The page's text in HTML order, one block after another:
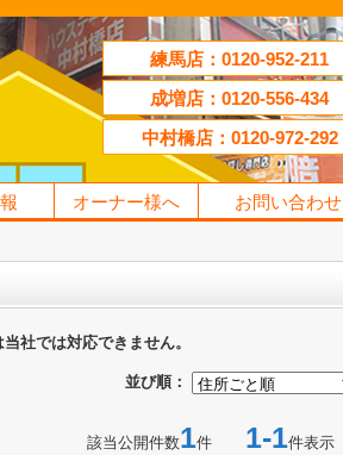
練馬店：0120-952-211
成増店：0120-556-434
中村橋店：0120-972-292
オーナー様へ お問い合わせ
社では対応できません。
並び順：
該当公開件数1件 1-1件表示